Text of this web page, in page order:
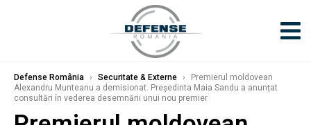
Defense România › Securitate & Externe ›
Premierul moldovean
Alexandru Munteanu a demisionat. Președinta Maia Sandu a anunțat
consultări în vederea desemnării unui nou premier